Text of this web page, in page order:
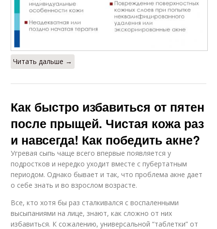
Читать дальше →
Как быстро избавиться от пятен
после прыщей. Чистая кожа раз
и навсегда! Как победить акне?
Угревая сыпь чаще всего впервые появляется у
подростков и нередко уходит вместе с пубертатным
периодом. Однако бывает и так, что проблема акне дает
о себе знать и во взрослом возрасте.
Все, кто хотя бы раз сталкивался с воспаленными
высыпаниями на лице, знают, как сложно от них
избавиться. К сожалению, универсальной “таблетки” от